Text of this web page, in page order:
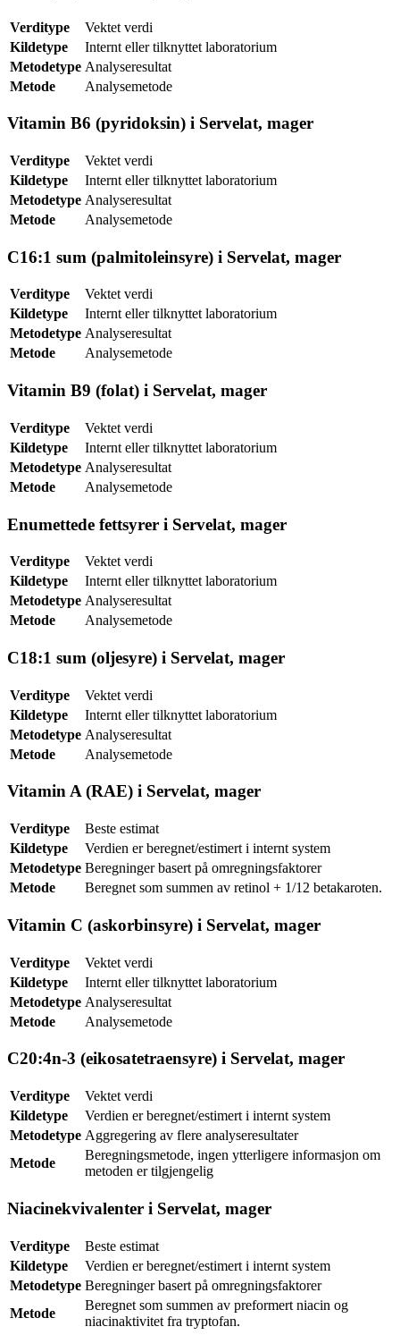
Verditype
Vektet verdi
Kildetype
Internt eller tilknyttet laboratorium
Metodetype Analyseresultat
Metode
Analysemetode
Vitamin B6 (pyridoksin) i Servelat, mager
Verditype
Vektet verdi
Kildetype
Internt eller tilknyttet laboratorium
Metodetype Analyseresultat
Metode
Analysemetode
C16:1 sum (palmitoleinsyre) i Servelat, mager
Verditype
Vektet verdi
Kildetype
Internt eller tilknyttet laboratorium
Metodetype Analyseresultat
Metode
Analysemetode
Vitamin B9 (folat) i Servelat, mager
Verditype
Vektet verdi
Kildetype
Internt eller tilknyttet laboratorium
Metodetype Analyseresultat
Metode
Analysemetode
Enumettede fettsyrer i Servelat, mager
Verditype
Vektet verdi
Kildetype
Internt eller tilknyttet laboratorium
Metodetype Analyseresultat
Metode
Analysemetode
C18:1 sum (oljesyre) i Servelat, mager
Verditype
Vektet verdi
Kildetype
Internt eller tilknyttet laboratorium
Metodetype Analyseresultat
Metode
Analysemetode
Vitamin A (RAE) i Servelat, mager
Verditype
Beste estimat
Kildetype
Verdien er beregnet/estimert i internt system
Metodetype Beregninger basert på omregningsfaktorer
Metode
Beregnet som summen av retinol + 1/12 betakaroten.
Vitamin C (askorbinsyre) i Servelat, mager
Verditype
Vektet verdi
Kildetype
Internt eller tilknyttet laboratorium
Metodetype Analyseresultat
Metode
Analysemetode
C20:4n-3 (eikosatetraensyre) i Servelat, mager
Verditype
Vektet verdi
Kildetype
Verdien er beregnet/estimert i internt system
Metodetype Aggregering av flere analyseresultater
Metode
Beregningsmetode, ingen ytterligere informasjon om
metoden er tilgjengelig
Niacinekvivalenter i Servelat, mager
Verditype
Beste estimat
Kildetype
Verdien er beregnet/estimert i internt system
Metodetype Beregninger basert på omregningsfaktorer
Metode
Beregnet som summen av preformert niacin og
niacinaktivitet fra tryptofan.